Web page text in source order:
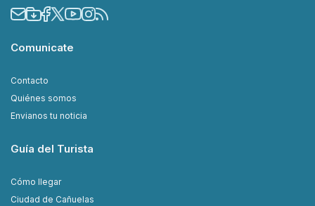
Comunicate
Contacto
Quiénes somos
Envianos tu noticia
Guía del Turista
Cómo llegar
Ciudad de Cañuelas